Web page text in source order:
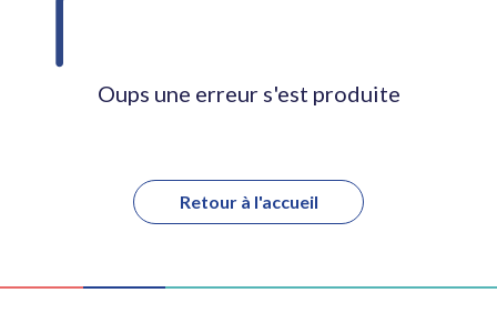
Oups une erreur s'est produite
Retour à l'accueil